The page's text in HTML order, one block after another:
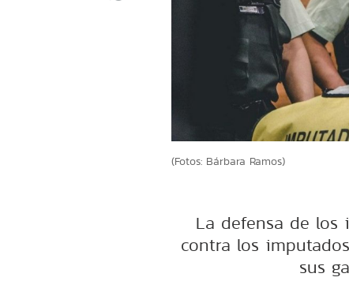
(Fotos: Bárbara Ramos)
La defensa de los
contra los
sus